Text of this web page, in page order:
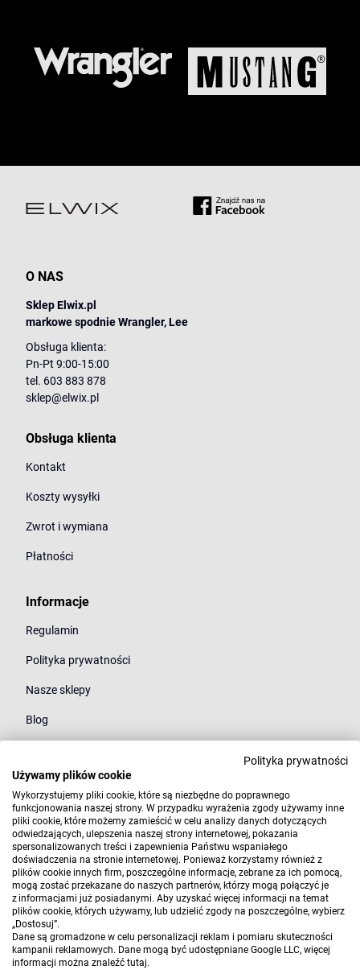
O NAS
Sklep Elwix.pl
markowe spodnie Wrangler, Lee
Obsługa klienta:
Pn-Pt 9:00-15:00
tel. 603 883 878
sklep@elwix.pl
Obsługa klienta
Kontakt
Koszty wysyłki
Zwrot i wymiana
Płatności
Informacje
Regulamin
Polityka prywatności
Nasze sklepy
Blog
Młodzież
Styl
Marki
Polityka prywatności
Używamy plików cookie
Wykorzystujemy pliki cookie, które są niezbędne do poprawnego
funkcjonowania naszej strony. W przypadku wyrażenia zgody używamy inne
pliki cookie, które możemy zamieścić w celu analizy danych dotyczących
odwiedzających, ulepszenia naszej strony internetowej, pokazania
spersonalizowanych treści i zapewnienia Państwu wspaniałego
doświadczenia na stronie internetowej. Ponieważ korzystamy również z
plików cookie innych firm, poszczególne informacje, zebrane za ich pomocą,
mogą zostać przekazane do naszych partnerów, którzy mogą połączyć je
z informacjami już posiadanymi. Aby uzyskać więcej informacji na temat
plików cookie, których używamy, lub udzielić zgody na poszczególne, wybierz
„Dostosuj”.
Dane są gromadzone w celu personalizacji reklam i pomiaru skuteczności
kampanii reklamowych. Dane mogą być udostępniane Google LLC, więcej
informacji można znaleźć tutaj.